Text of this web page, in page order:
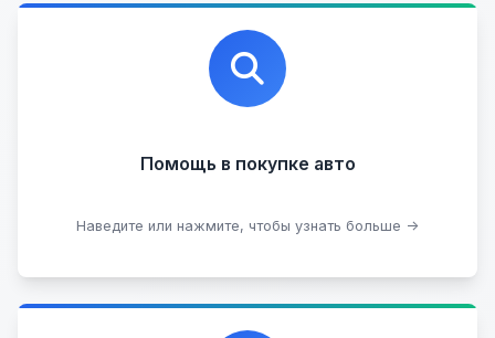
Помощь в покупке авто
Наведите или нажмите, чтобы узнать больше →
Профессиональная помощь в выборе автомобиля
на любых торговых площадках с проверкой
юридической чистоты.
Подобрать авто